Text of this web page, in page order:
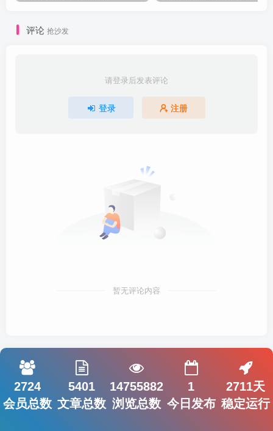
评论 抢沙发
请登录后发表评论
登录 注册
暂无评论内容
2724
会员总数
5401
文章总数
14755882
浏览总数
1
今日发布
2711天
稳定运行